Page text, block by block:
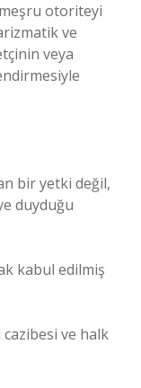
otoriteyi
ve
veya
bir yetki değil,
duyduğu
kabul edilmiş
ve halk